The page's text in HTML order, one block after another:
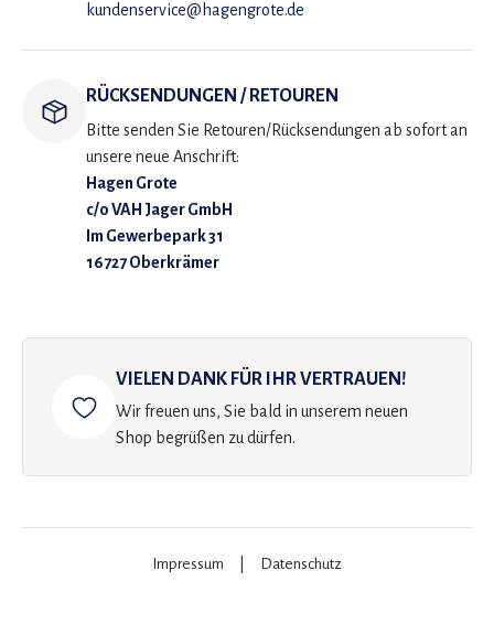
kundenservice@hagengrote.de
RÜCKSENDUNGEN / RETOUREN
Bitte senden Sie Retouren/Rücksendungen ab sofort an
unsere neue Anschrift:
Hagen Grote
c/o VAH Jager GmbH
Im Gewerbepark 31
16727 Oberkrämer
VIELEN DANK FÜR IHR VERTRAUEN!
Wir freuen uns, Sie bald in unserem neuen
Shop begrüßen zu dürfen.
Impressum Datenschutz